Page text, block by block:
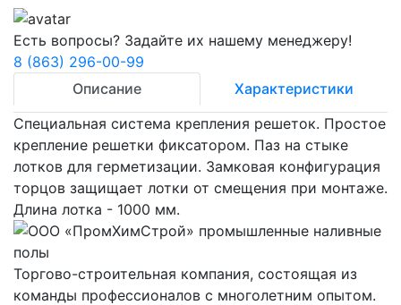
Есть вопросы? Задайте их нашему менеджеру!
8 (863) 296-00-99
Описание
Характеристики
Специальная система крепления решеток. Простое
крепление решетки фиксатором. Паз на стыке
лотков для герметизации. Замковая конфигурация
торцов защищает лотки от смещения при монтаже.
Длина лотка - 1000 мм.
Торгово-строительная компания, состоящая из
команды профессионалов с многолетним опытом.